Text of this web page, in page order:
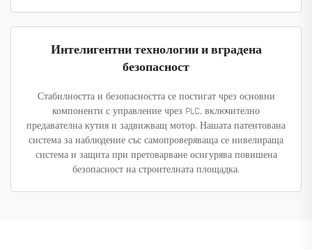
Интелигентни технологии и вградена
безопасност
Стабилността и безопасността се постигат чрез основни
компоненти с управление чрез PLC, включително
предавателна кутия и задвижващ мотор. Нашата патентована
система за наблюдение със самопроверяваща се нивелираща
система и защита при претоварване осигурява повишена
безопасност на строителната площадка.